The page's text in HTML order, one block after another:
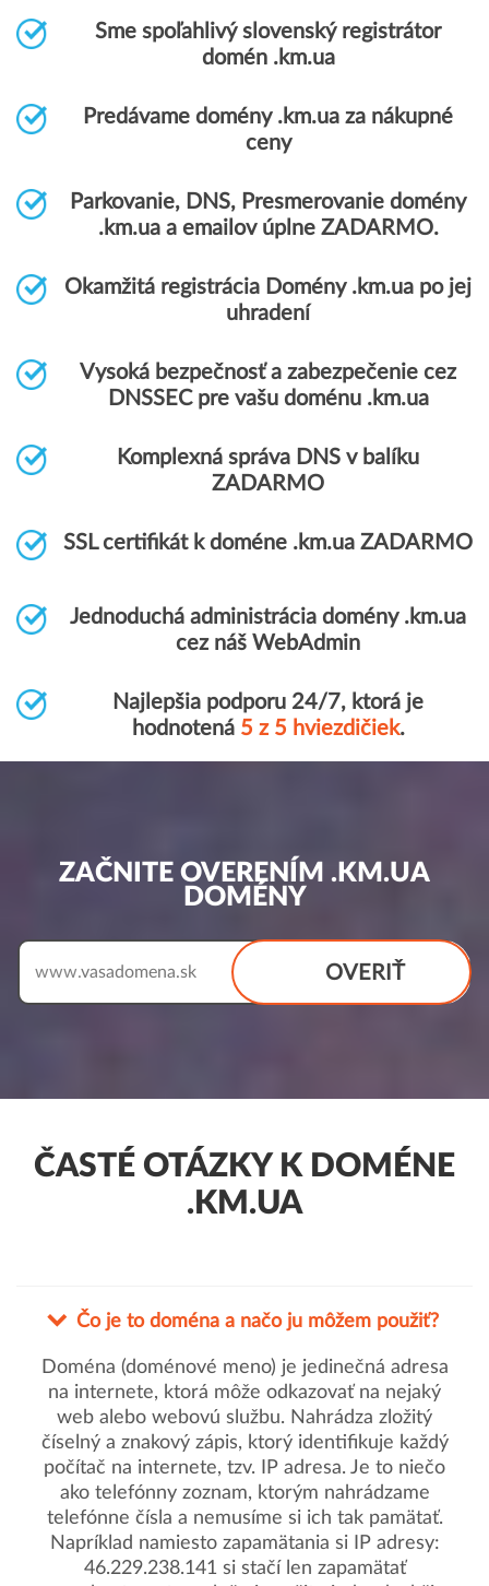
Sme spoľahlivý slovenský registrátor
domén .km.ua
Predávame domény .km.ua za nákupné
ceny
Parkovanie, DNS, Presmerovanie domény
.km.ua a emailov úplne ZADARMO.
Okamžitá registrácia Domény .km.ua po jej
uhradení
Vysoká bezpečnosť a zabezpečenie cez
DNSSEC pre vašu doménu .km.ua
Komplexná správa DNS v balíku
ZADARMO
SSL certifikát k doméne .km.ua ZADARMO
Jednoduchá administrácia domény .km.ua
cez náš WebAdmin
Najlepšia podporu 24/7, ktorá je
hodnotená 5 z 5 hviezdičiek.
ZAČNITE OVERENÍM .KM.UA
DOMÉNY
OVERIŤ
www.
ČASTÉ OTÁZKY K DOMÉNE
.KM.UA
Čo je to doména a načo ju môžem použiť?
Doména (doménové meno) je jedinečná adresa
na internete, ktorá môže odkazovať na nejaký
web alebo webovú službu. Nahrádza zložitý
číselný a znakový zápis, ktorý identifikuje každý
počítač na internete, tzv. IP adresa. Je to niečo
ako telefónny zoznam, ktorým nahrádzame
telefónne čísla a nemusíme si ich tak pamätať.
Napríklad namiesto zapamätania si IP adresy:
46.229.238.141 si stačí len zapamätať